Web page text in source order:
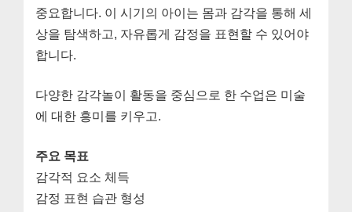
중요합니다. 이 시기의 아이는 몸과 감각을 통해 세
상을 탐색하고, 자유롭게 감정을 표현할 수 있어야
합니다.
다양한 감각놀이 활동을 중심으로 한 수업은 미술
에 대한 흥미를 키우고.
주요 목표
감각적 요소 체득
감정 표현 습관 형성